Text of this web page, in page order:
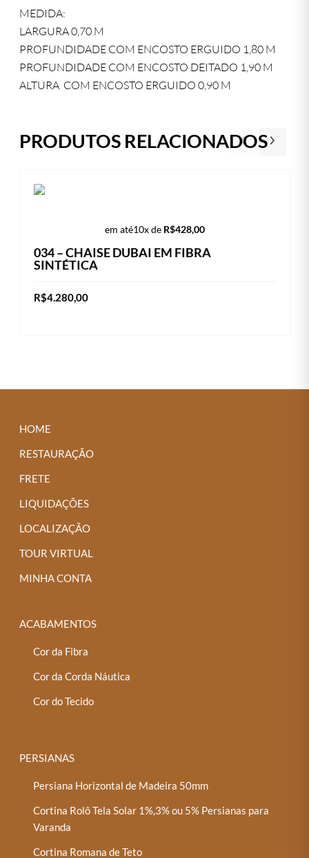
MEDIDA:
LARGURA 0,70 M
PROFUNDIDADE COM ENCOSTO ERGUIDO 1,80 M
PROFUNDIDADE COM ENCOSTO DEITADO 1,90 M
ALTURA COM ENCOSTO ERGUIDO 0,90 M
PRODUTOS RELACIONADOS
em até10x de R$428,00
034 – CHAISE DUBAI EM FIBRA
SINTÉTICA
R$4.280,00
HOME
RESTAURAÇÃO
FRETE
LIQUIDAÇÕES
LOCALIZAÇÃO
TOUR VIRTUAL
MINHA CONTA
ACABAMENTOS
Cor da Fibra
Cor da Corda Náutica
Cor do Tecido
PERSIANAS
Persiana Horizontal de Madeira 50mm
Cortina Rolô Tela Solar 1%,3% ou 5% Persianas para
Varanda
Cortina Romana de Teto